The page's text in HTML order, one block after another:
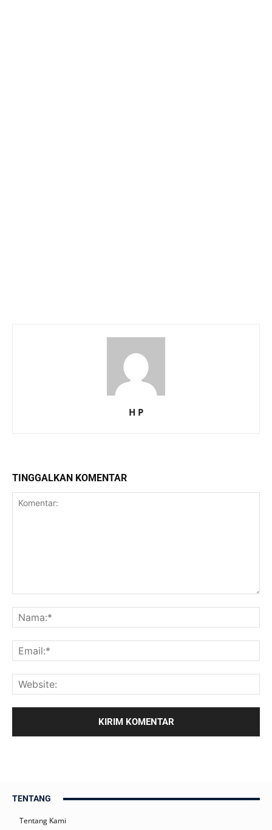
H P
TINGGALKAN KOMENTAR
TENTANG
Tentang Kami